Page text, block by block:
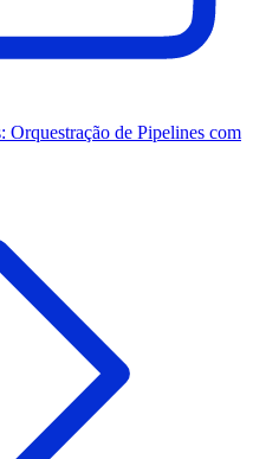
Orquestração de Pipelines com